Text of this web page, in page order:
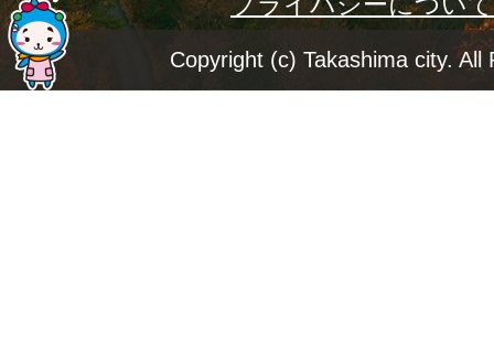
ー
ジ
Copyright (c) Takashima city. All